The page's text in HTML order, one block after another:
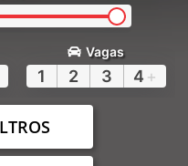
Vagas
1 2 3 4 +